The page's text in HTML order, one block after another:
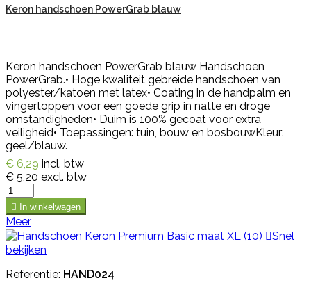
Keron handschoen PowerGrab blauw
Keron handschoen PowerGrab blauw Handschoen
PowerGrab.• Hoge kwaliteit gebreide handschoen van
polyester/katoen met latex• Coating in de handpalm en
vingertoppen voor een goede grip in natte en droge
omstandigheden• Duim is 100% gecoat voor extra
veiligheid• Toepassingen: tuin, bouw en bosbouwKleur:
geel/blauw.
€ 6,29 incl. btw
€ 5,20 excl. btw
 In winkelwagen
Meer
Snel
bekijken
Referentie: HAND024